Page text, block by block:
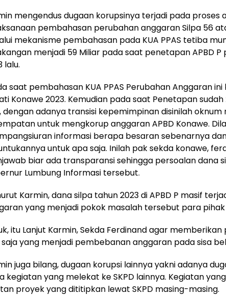
mengendus dugaan korupsinya terjadi pada proses
pembahasan perubahan anggaran Silpa 56
mekanisme pembahasan pada KUA PPAS tetiba
menjadi 59 Miliar pada saat penetapan APBD
lalu.
saat pembahasan KUA PPAS Perubahan Anggaran
Konawe 2023. Kemudian pada saat Penetapan
dengan adanya transisi kepemimpinan disinilah
untuk mengkorup anggaran APBD Konawe.
informasi berapa besaran sebenarnya
untuk apa saja. Inilah pak sekda konawe,
biar ada transparansi sehingga persoalan dana
Lumbung Informasi tersebut.
Karmin, dana silpa tahun 2023 di APBD P masif
yang menjadi pokok masalah tersebut para
itu Lanjut Karmin, Sekda Ferdinand agar
yang menjadi pembebanan anggaran pada sisa
juga bilang, dugaan korupsi lainnya yakni adanya
kegiatan yang melekat ke SKPD lainnya. Kegiatan
proyek yang dititipkan lewat SKPD masing-masing.